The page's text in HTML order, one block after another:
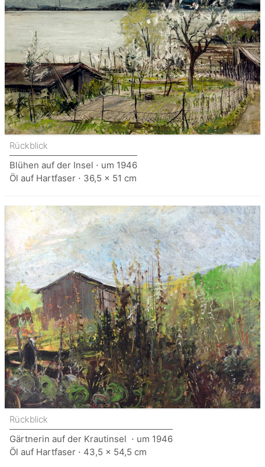
Rückblick
Blühen auf der Insel ⋅ um 1946
Öl auf Hartfaser ⋅ 36,5 x 51 cm
Rückblick
Gärtnerin auf der Krautinsel ⋅ um 1946
Öl auf Hartfaser ⋅ 43,5 x 54,5 cm